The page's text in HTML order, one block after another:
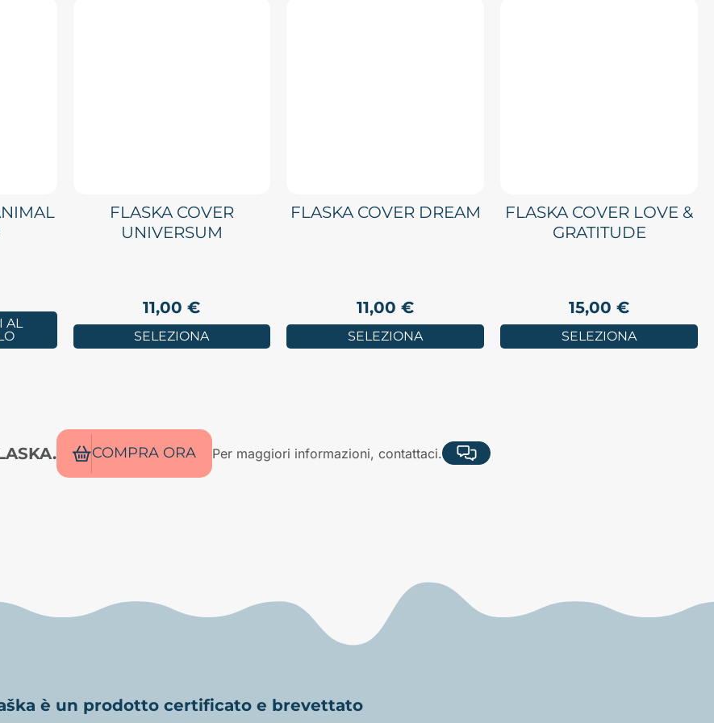
AL
FLASKA COVER
UNIVERSUM
11,00€
SELEZIONA
FLASKA COVER DREAM
11,00€
SELEZIONA
FLASKA COVER LOVE &
GRATITUDE
15,00€
SELEZIONA
COMPRA ORA Per maggiori informazioni, contattaci.
è un prodotto certificato e brevettato